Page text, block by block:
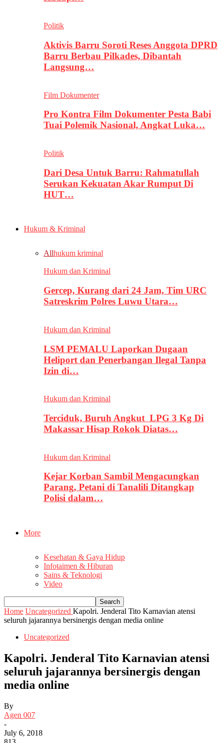
Politik
Aktivis Barru Soroti Reses Anggota DPRD
Barru Berbau Pilkades, Dibantah
Langsung…
Film Dokumenter
Pro Kontra Film Dokumenter Pesta Babi
Tuai Polemik Nasional, Angkat Luka…
Politik
Dari Desa Untuk Barru: Rahmatullah
Serukan Kekuatan Akar Rumput Di
HUT…
Hukum & Kriminal
Allhukum kriminal
Hukum dan Kriminal
Gercep, Kurang dari 24 Jam, Tim URC
Satreskrim Polres Luwu Utara…
Hukum dan Kriminal
LSM PEMALU Laporkan Dugaan
Heliport dan Penerbangan Ilegal Tanpa
Izin di…
Hukum dan Kriminal
Terciduk, Buruh Angkut LPG 3 Kg Di
Makassar Hisap Rokok Diatas…
Hukum dan Kriminal
Kejar Korban Sambil Mengacungkan
Parang, Petani di Tanalili Ditangkap
Polisi dalam…
More
Kesehatan & Gaya Hidup
Infotaimen & Hiburan
Sains & Teknologi
Video
Home Uncategorized Kapolri. Jenderal Tito Karnavian atensi
seluruh jajarannya bersinergis dengan media online
Uncategorized
Kapolri. Jenderal Tito Karnavian atensi
seluruh jajarannya bersinergis dengan
media online
By
Agen 007
-
July 6, 2018